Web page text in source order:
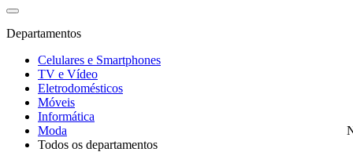
Departamentos
Celulares e Smartphones
TV e Vídeo
Eletrodomésticos
Móveis
Informática
Moda
Todos os departamentos